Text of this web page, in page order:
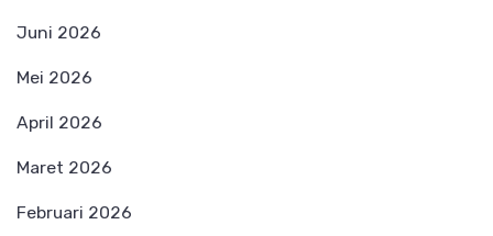
Juni 2026
Mei 2026
April 2026
Maret 2026
Februari 2026